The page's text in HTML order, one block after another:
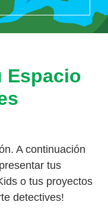
Espacio
A continuación
tus
o tus proyectos
detectives!